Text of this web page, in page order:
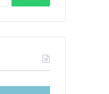
а
и